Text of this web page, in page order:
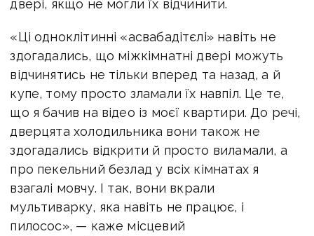
двері, якщо не могли їх відчинити.
«Ці одноклітинні «асвабадітєлі» навіть не
здогадались, що міжкімнатні двері можуть
відчинятись не тільки вперед та назад, а й
купе, тому просто зламали їх навпіл. Це те,
що я бачив на відео із моєї квартири. До речі,
дверцята холодильника вони також не
здогадались відкрити й просто виламали, а
про пекельний безлад у всіх кімнатах я
взагалі мовчу. І так, вони вкрали
мультиварку, яка навіть не працює, і
пилосос», — каже місцевий